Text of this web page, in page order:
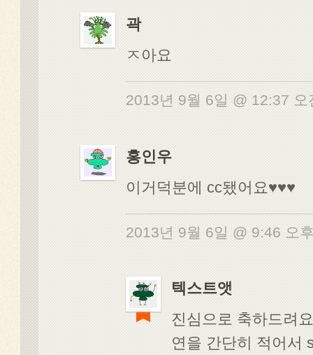
곽
ㅈ아요
2013년 9월 6일 @ 12:37
홍인우
이거덕분에 cc됐어요♥♥♥
2013년 9월 6일 @ 9:46 오
텍스트앳
진심으로 축하드려
연을 간단히 적어서